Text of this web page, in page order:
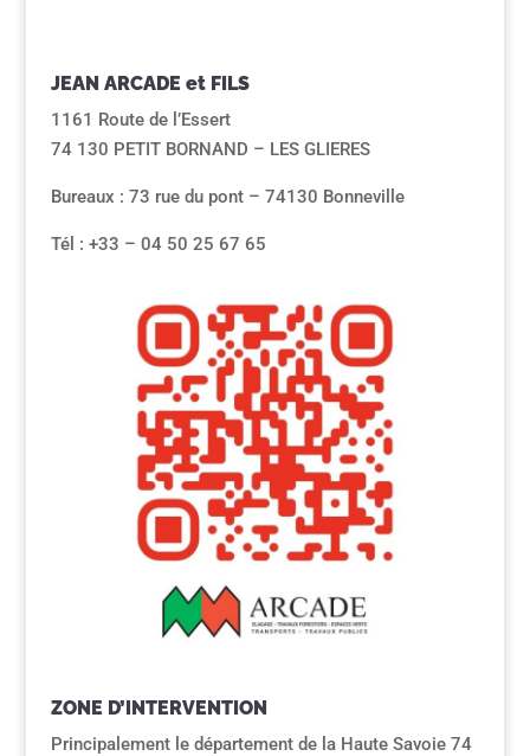
JEAN ARCADE et FILS
1161 Route de l’Essert
74 130 PETIT BORNAND – LES GLIERES
Bureaux : 73 rue du pont – 74130 Bonneville
Tél : +33 – 04 50 25 67 65
ZONE D’INTERVENTION
Principalement le département de la Haute Savoie 74